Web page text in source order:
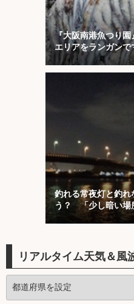
『大阪南港魚つり
エリアをランガン
釣れる常夜灯と釣
う？ 「少し暗い場
リアルタイム天気＆風